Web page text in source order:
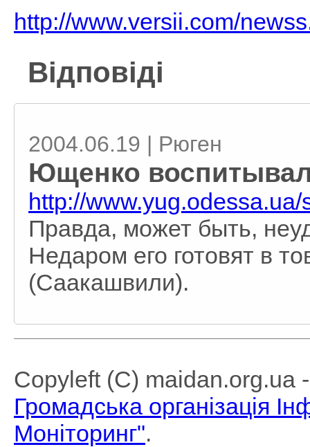
http://www.versii.com/
Відповіді
2004.06.19 | Рюген
Ющенко
http://
Правда, может быть,
Недаром его готовят в
(Саакашвили).
Copyleft (C) maidan.org.ua
Громадська організація
Моніторинг".